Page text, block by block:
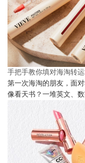
手把手教你填对海淘转
第一次海淘的朋友，面
像看天书？一堆英文、数